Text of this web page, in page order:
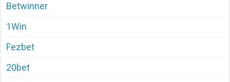
Betwinner
1Win
Fezbet
20bet